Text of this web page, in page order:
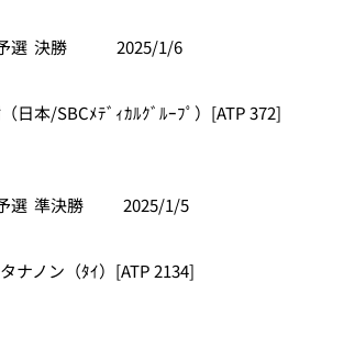
予選 決勝 2025/1/6
/SBCﾒﾃﾞｨｶﾙｸﾞﾙｰﾌﾟ）[ATP 372]
予選 準決勝 2025/1/5
ン（ﾀｲ）[ATP 2134]